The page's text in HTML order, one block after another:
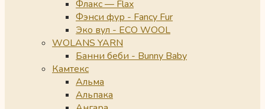
Флакс — Flax
Фэнси фур - Fancy Fur
Эко вул - ECO WOOL
WOLANS YARN
Банни беби - Bunny Baby
Камтекс
Альма
Альпака